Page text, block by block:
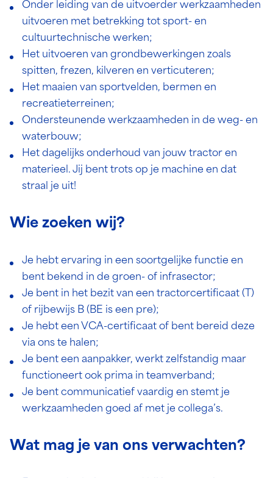
Onder leiding van de uitvoerder werkzaamheden
uitvoeren met betrekking tot sport- en
cultuurtechnische werken;
Het uitvoeren van grondbewerkingen zoals
spitten, frezen, kilveren en verticuteren;
Het maaien van sportvelden, bermen en
recreatieterreinen;
Ondersteunende werkzaamheden in de weg- en
waterbouw;
Het dagelijks onderhoud van jouw tractor en
materieel. Jij bent trots op je machine en dat
straal je uit!
Wie zoeken wij?
Je hebt ervaring in een soortgelijke functie en
bent bekend in de groen- of infrasector;
Je bent in het bezit van een tractorcertificaat (T)
of rijbewijs B (BE is een pre);
Je hebt een VCA-certificaat of bent bereid deze
via ons te halen;
Je bent een aanpakker, werkt zelfstandig maar
functioneert ook prima in teamverband;
Je bent communicatief vaardig en stemt je
werkzaamheden goed af met je collega’s.
Wat mag je van ons verwachten?